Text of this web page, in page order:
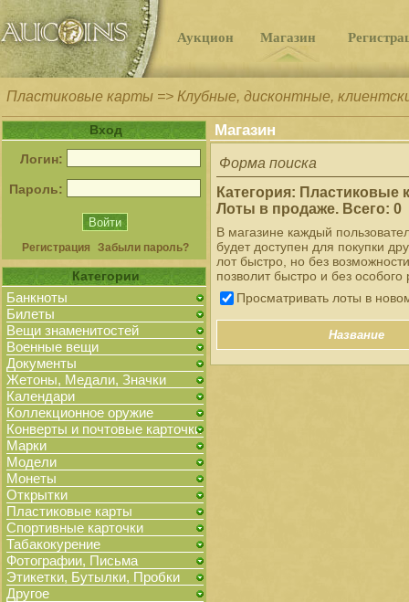
Аукцион Магазин
Пластиковые карты => Клубные, дисконтные,
Вход
Логин:
Пароль:
Регистрация Забыли пароль?
Категории
Банкноты
Билеты
Вещи знаменитостей
Военные вещи
Документы
Жетоны, Медали, Значки
Календари
Коллекционное оружие
Конверты и почтовые карточки
Марки
Модели
Монеты
Открытки
Пластиковые карты
Спортивные карточки
Табакокурение
Фотографии, Письма
Этикетки, Бутылки, Пробки
Другое
Магазин
Форма поиска
Категория: Пластиковые
Лоты в продаже. Всего: 0
В магазине каждый
будет доступен для покупки
лот быстро, но без
позволит быстро и без
Просматривать лоты в
Название